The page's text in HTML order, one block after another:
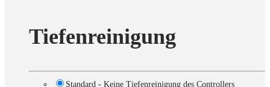
Tiefenreinigung
Standard - Keine Tiefenreinigung des Controllers